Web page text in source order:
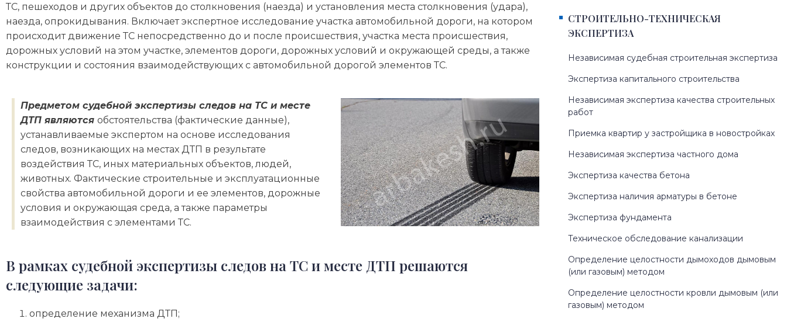
ТС, пешеходов и других объектов до столкновения (наезда) и установления места столкновения (удара),
наезда, опрокидывания. Включает экспертное исследование участка автомобильной дороги, на котором
происходит движение ТС непосредственно до и после происшествия, участка места происшествия,
дорожных условий на этом участке, элементов дороги, дорожных условий и окружающей среды, а также
конструкции и состояния взаимодействующих с автомобильной дорогой элементов ТС.
Предметом судебной экспертизы следов на ТС и месте
ДТП являются обстоятельства (фактические данные),
устанавливаемые экспертом на основе исследования
следов, возникающих на местах ДТП в результате
воздействия ТС, иных материальных объектов, людей,
животных. Фактические строительные и эксплуатационные
свойства автомобильной дороги и ее элементов, дорожные
условия и окружающая среда, а также параметры
взаимодействия с элементами ТС.
В рамках судебной экспертизы следов на ТС и месте ДТП решаются
следующие задачи:
определение механизма ДТП;
СТРОИТЕЛЬНО-ТЕХНИЧЕСКАЯ
ЭКСПЕРТИЗА
Независимая судебная строительная экспертиза
Экспертиза капитального строительства
Независимая экспертиза качества строительных
работ
Приемка квартир у застройщика в новостройках
Независимая экспертиза частного дома
Экспертиза качества бетона
Экспертиза наличия арматуры в бетоне
Экспертиза фундамента
Техническое обследование канализации
Определение целостности дымоходов дымовым
(или газовым) методом
Определение целостности кровли дымовым (или
газовым) методом